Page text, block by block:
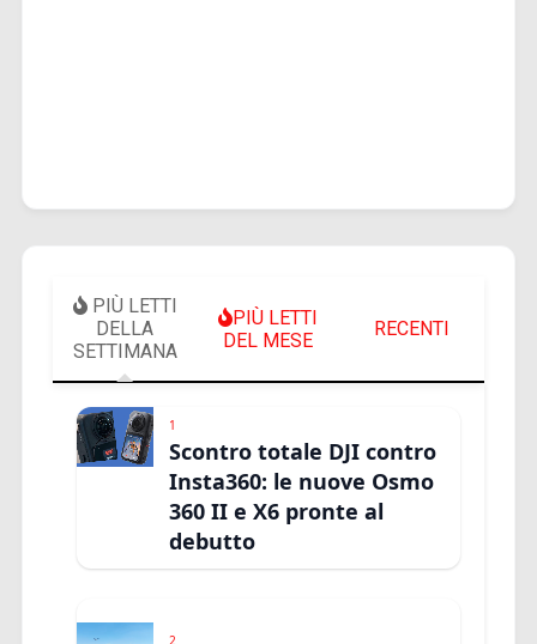
PIÙ LETTI
DELLA
SETTIMANA
PIÙ LETTI
DEL MESE
RECENTI
1
Scontro totale DJI contro
Insta360: le nuove Osmo
360 II e X6 pronte al
debutto
2